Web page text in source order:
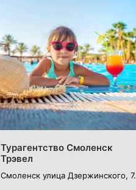
Турагентство Смоленск
Трэвел
Смоленск улица Дзержинского, 7.